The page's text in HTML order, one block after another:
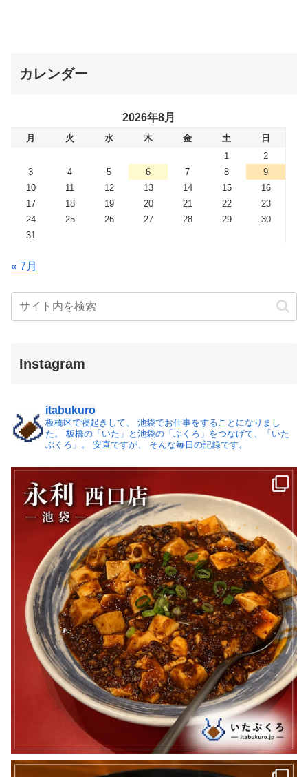
カレンダー
2026年8月
月 火 水 木 金 土
日
1
2
3
4 5 6 7 8
9
10
11 12 13 14 15
16
17
18 19 20 21 22
23
24
25 26 27 28 29
30
31
« 7月
Instagram
itabukuro
板橋区で寝起きして、
池袋でお仕事をすることになりまし
た。
板橋の「いた」と池袋の「ぶくろ」をつなげて、「いた
ぶくろ」。
安直ですが、 そんな毎日の記録です。